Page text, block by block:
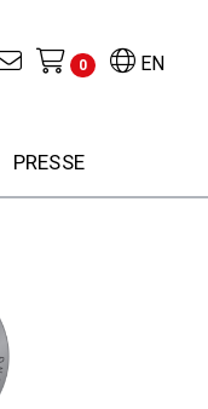
EN
0
PRESSE